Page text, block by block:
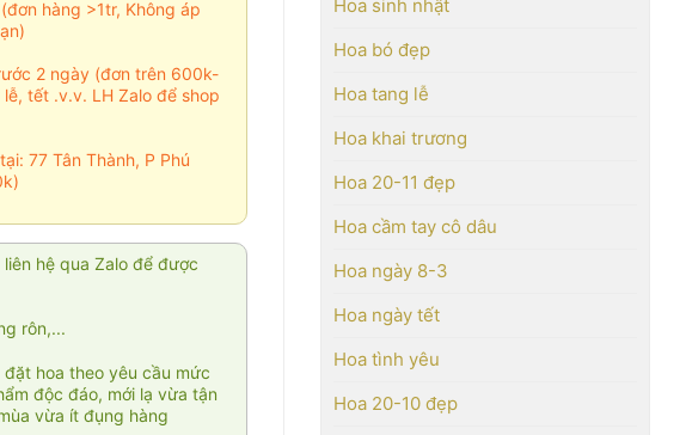
Hoa sinh nhật
Hoa bó đẹp
Hoa tang lễ
Hoa khai trương
Hoa 20-11 đẹp
Hoa cầm tay cô dâu
Hoa ngày 8-3
Hoa ngày tết
Hoa tình yêu
Hoa 20-10 đẹp
hàng >1tr, Không áp
2 ngày (đơn trên 600k-
tết .v.v. LH Zalo để shop
77 Tân Thành, P Phú
hệ qua Zalo để được
rôn,...
hoa theo yêu cầu mức
độc đáo, mới lạ vừa tận
vừa ít đụng hàng